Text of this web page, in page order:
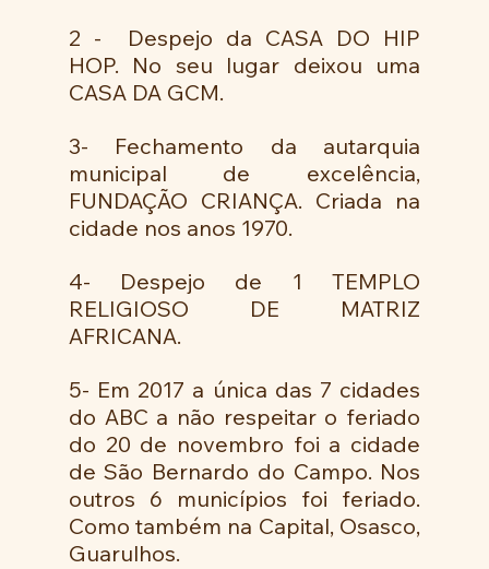
2 -  Despejo da CASA DO HIP
HOP. No seu lugar deixou uma
CASA DA GCM.
3- Fechamento da autarquia
municipal de excelência,
FUNDAÇÃO CRIANÇA. Criada na
cidade nos anos 1970.
4- Despejo de 1 TEMPLO
RELIGIOSO DE MATRIZ
AFRICANA.
5- Em 2017 a única das 7 cidades
do ABC a não respeitar o feriado
do 20 de novembro foi a cidade
de São Bernardo do Campo. Nos
outros 6 municípios foi feriado.
Como também na Capital, Osasco,
Guarulhos.